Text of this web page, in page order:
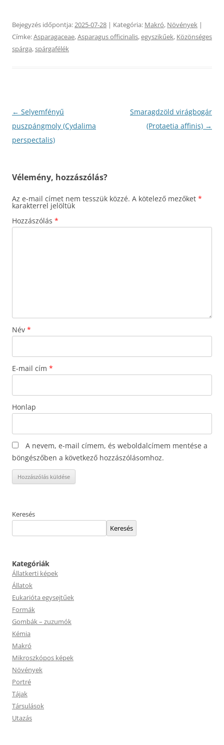
Bejegyzés időpontja:2025-07-28 | Kategória: Makró, Növények |
Címke:Asparagaceae,Asparagus officinalis,egyszikűek, Közönséges
spárga,spárgafélék
Bejegyzés
navigáció
← Selyemfényű
puszpángmoly (Cydalima
perspectalis)
Smaragdzöld virágbogár
(Protaetia affinis) →
Vélemény, hozzászólás?
Az e-mail címet nem tesszük közzé. A kötelező mezőket *
karakterrel jelöltük
Hozzászólás *
Név *
E-mail cím *
Honlap
A nevem, e-mail címem, és weboldalcímem mentése a
böngészőben a következő hozzászólásomhoz.
Keresés
Keresés
Kategóriák
Állatkerti képek
Állatok
Eukarióta egysejtűek
Formák
Gombák – zuzumók
Kémia
Makró
Mikroszkópos képek
Növények
Portré
Tájak
Társulások
Utazás